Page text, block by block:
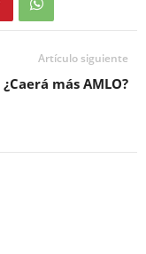
Artículo siguiente
¿Caerá más AMLO?